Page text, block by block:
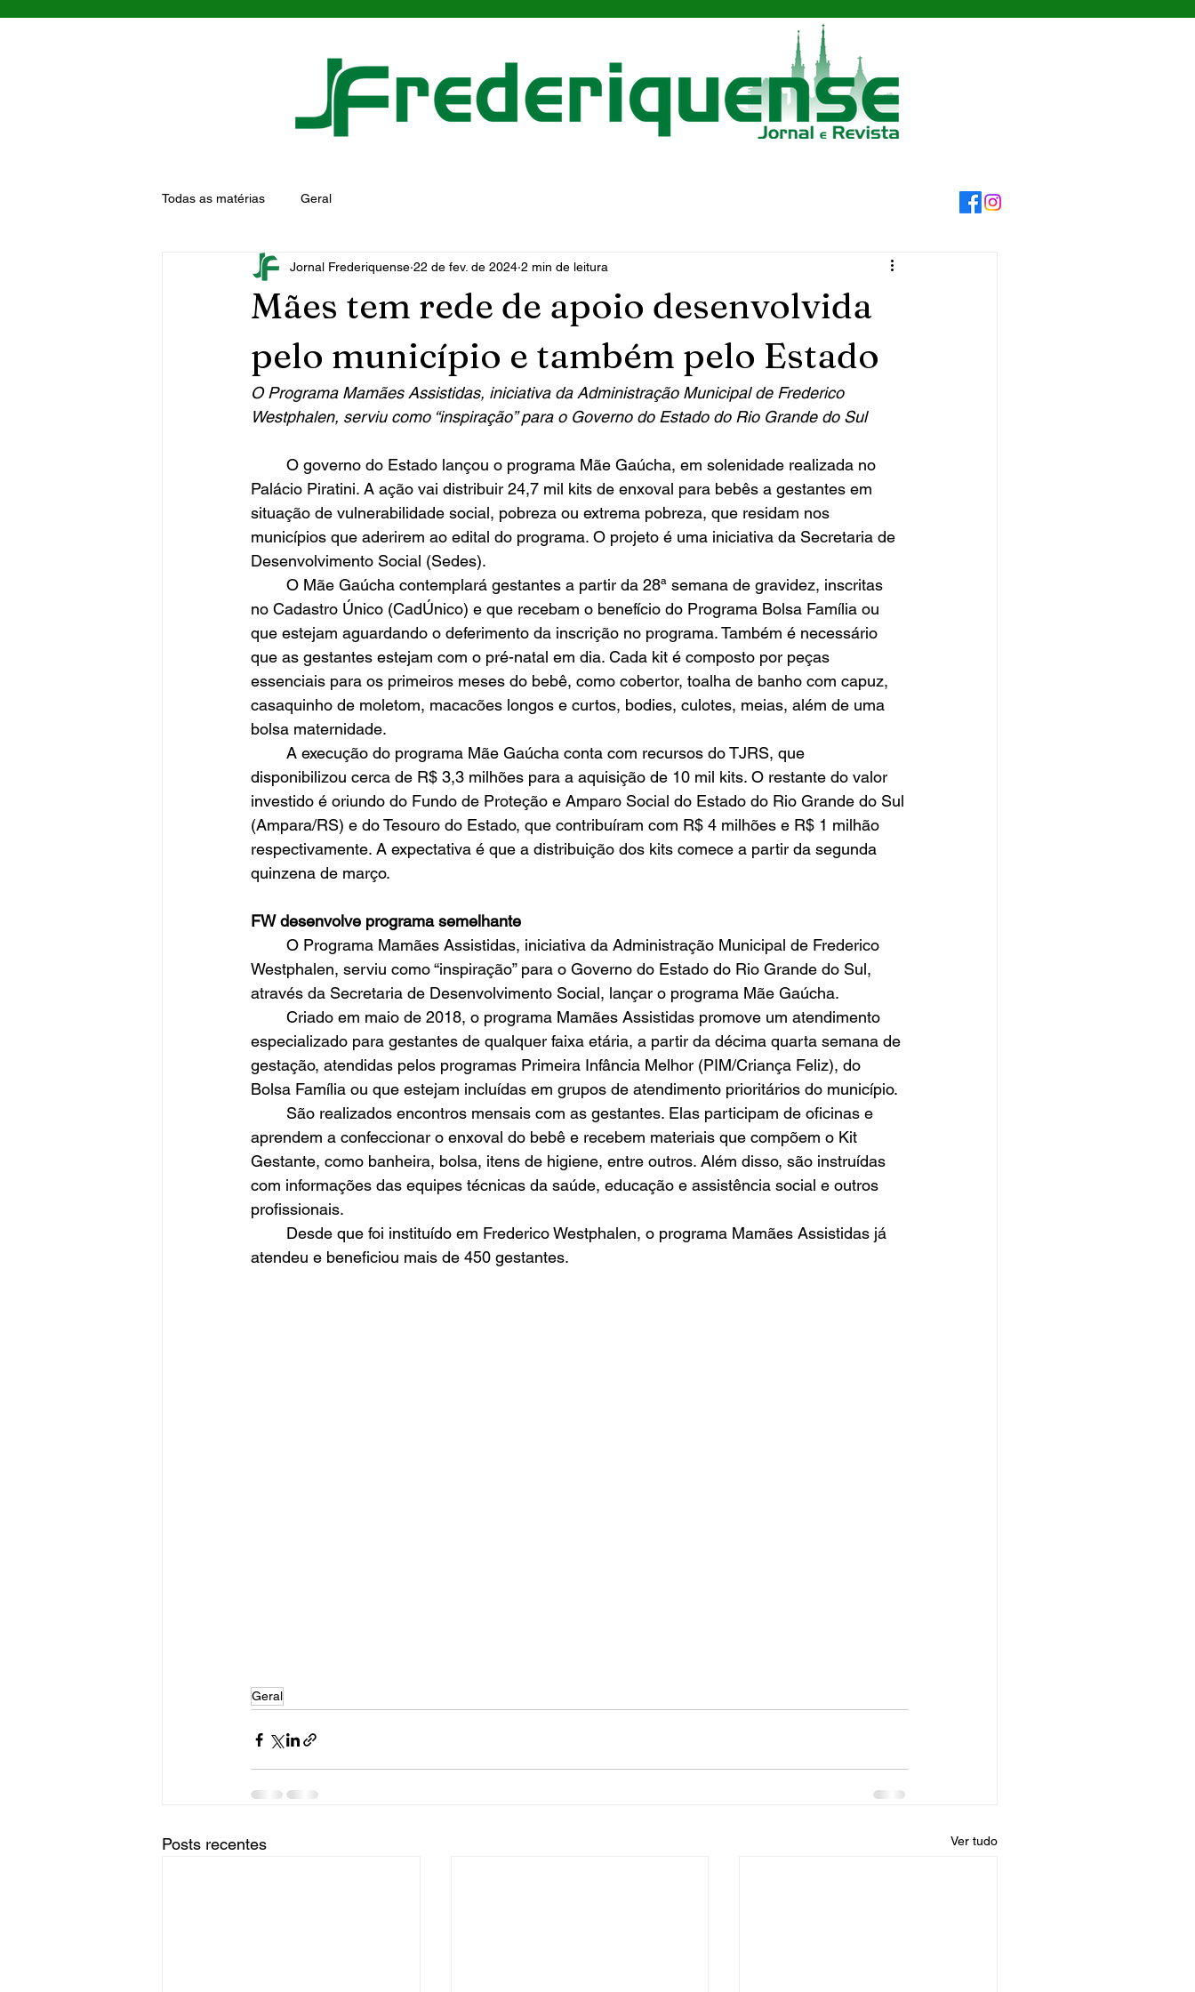
Todas as matérias Geral
Mães tem rede de apoio desenvolvida
pelo município e também pelo Estado
Jornal Frederiquense 22 de fev. de 2024 2 min de leitura
O Programa Mamães Assistidas, iniciativa da Administração Municipal de Frederico
Westphalen, serviu como “inspiração” para o Governo do Estado do Rio Grande do Sul
Palácio Piratini. A ação vai distribuir 24,7 mil kits de enxoval para bebês a gestantes em
situação de vulnerabilidade social, pobreza ou extrema pobreza, que residam nos
municípios que aderirem ao edital do programa. O projeto é uma iniciativa da Secretaria de
Desenvolvimento Social (Sedes).
no Cadastro Único (CadÚnico) e que recebam o benefício do Programa Bolsa Família ou
que estejam aguardando o deferimento da inscrição no programa. Também é necessário
que as gestantes estejam com o pré-natal em dia. Cada kit é composto por peças
essenciais para os primeiros meses do bebê, como cobertor, toalha de banho com capuz,
casaquinho de moletom, macacões longos e curtos, bodies, culotes, meias, além de uma
bolsa maternidade.
disponibilizou cerca de R$ 3,3 milhões para a aquisição de 10 mil kits. O restante do valor
investido é oriundo do Fundo de Proteção e Amparo Social do Estado do Rio Grande do Sul
(Ampara/RS) e do Tesouro do Estado, que contribuíram com R$ 4 milhões e R$ 1 milhão
respectivamente. A expectativa é que a distribuição dos kits comece a partir da segunda
quinzena de março.
FW desenvolve programa semelhante
Westphalen, serviu como “inspiração” para o Governo do Estado do Rio Grande do Sul,
através da Secretaria de Desenvolvimento Social, lançar o programa Mãe Gaúcha.
especializado para gestantes de qualquer faixa etária, a partir da décima quarta semana de
gestação, atendidas pelos programas Primeira Infância Melhor (PIM/Criança Feliz), do
Bolsa Família ou que estejam incluídas em grupos de atendimento prioritários do município.
aprendem a confeccionar o enxoval do bebê e recebem materiais que compõem o Kit
Gestante, como banheira, bolsa, itens de higiene, entre outros. Além disso, são instruídas
com informações das equipes técnicas da saúde, educação e assistência social e outros
profissionais.
atendeu e beneficiou mais de 450 gestantes.
Geral
Posts recentes Ver tudo